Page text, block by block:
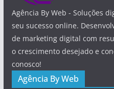
Agência By Web - Soluções
seu sucesso online.
de marketing digital com
o crescimento desejado e
conosco!
Agência By Web